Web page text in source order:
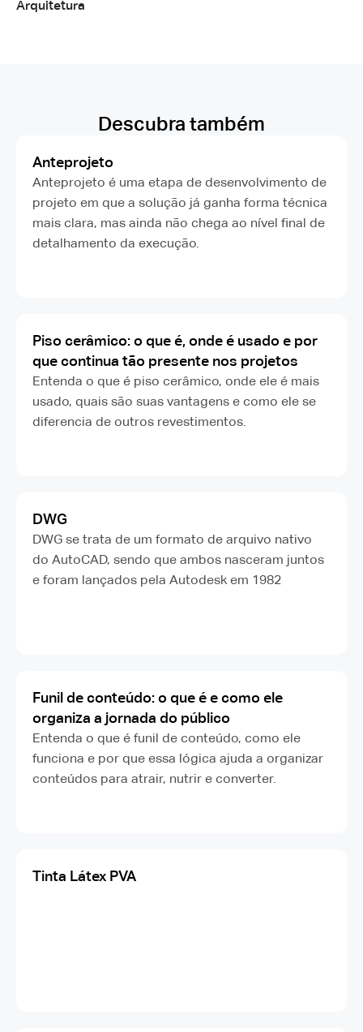
Arquitetura
Descubra também
Anteprojeto
Anteprojeto é uma etapa de desenvolvimento de
projeto em que a solução já ganha forma técnica
mais clara, mas ainda não chega ao nível final de
detalhamento da execução.
Piso cerâmico: o que é, onde é usado e por
que continua tão presente nos projetos
Entenda o que é piso cerâmico, onde ele é mais
usado, quais são suas vantagens e como ele se
diferencia de outros revestimentos.
DWG
DWG se trata de um formato de arquivo nativo
do AutoCAD, sendo que ambos nasceram juntos
e foram lançados pela Autodesk em 1982
Funil de conteúdo: o que é e como ele
organiza a jornada do público
Entenda o que é funil de conteúdo, como ele
funciona e por que essa lógica ajuda a organizar
conteúdos para atrair, nutrir e converter.
Tinta Látex PVA